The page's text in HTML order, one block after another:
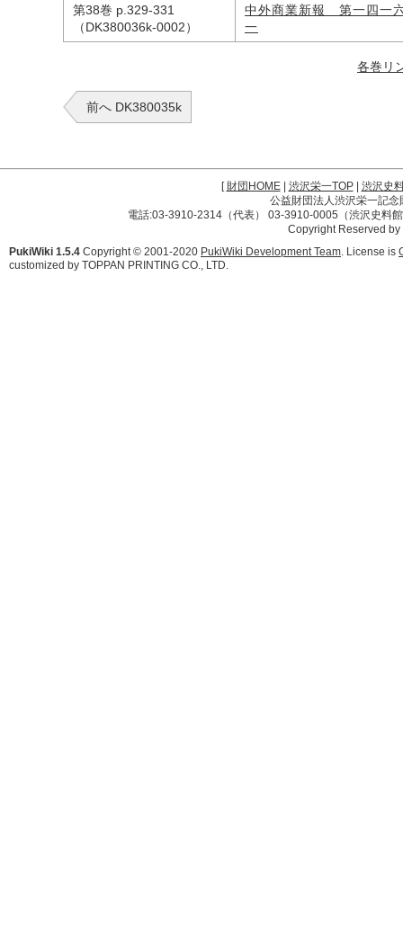
第38巻 p.329-331
（DK380036k-0002）
中外商業新報 第一四一
一
各巻リ
前へ DK380035k
[財団HOME| 渋沢栄一TOP| 渋沢史
公益財団法人渋沢栄一記
電話:03-3910-2314（代表） 03-3910-0005（渋沢史料
Copyright Reserved
PukiWiki 1.5.4 Copyright © 2001-2020 PukiWiki Development Team. License is
customized by TOPPAN PRINTING CO., LTD.